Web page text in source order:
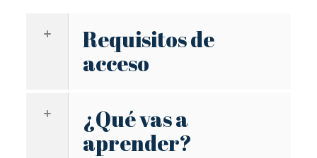
Requisitos de
acceso
¿Qué vas a
aprender?